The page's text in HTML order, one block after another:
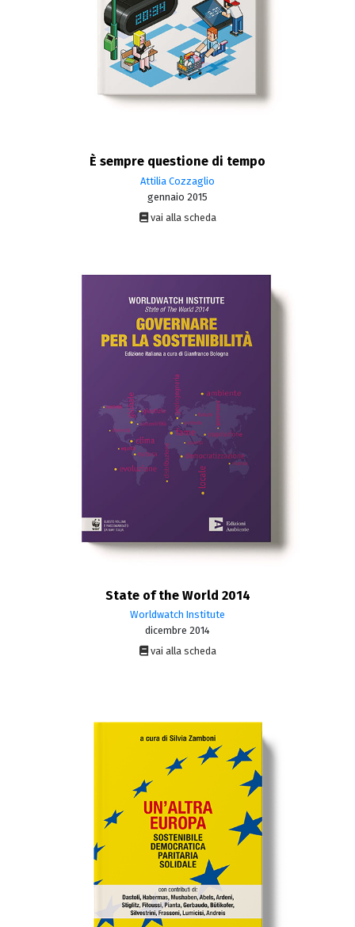
È sempre questione di tempo
Attilia Cozzaglio
gennaio 2015
vai alla scheda
State of the World 2014
Worldwatch Institute
dicembre 2014
vai alla scheda